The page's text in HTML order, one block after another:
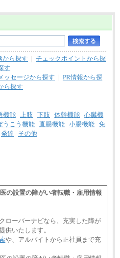
から探す ｜ チェックポイントから探
す
ッセージから探す ｜ PR情報から探
ら探す
機能 上肢 下肢 体幹機能 心臓機
うこう機能 直腸機能 小腸機能 免
発達 その他
の設置の障がい者転職・雇用情報
ローバーナビなら、充実した障が
供いたします。
や、アルバイトから正社員まで充